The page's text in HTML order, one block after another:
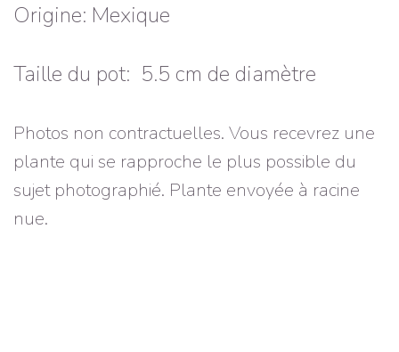
Origine: Mexique
Taille du pot: 5.5 cm de diamètre
Photos non contractuelles. Vous recevrez une
plante qui se rapproche le plus possible du
sujet photographié. Plante envoyée à racine
nue.